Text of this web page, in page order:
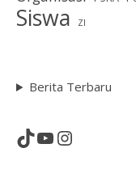
Siswa ZI
Berita Terbaru
TikTokYouTubeInstagram